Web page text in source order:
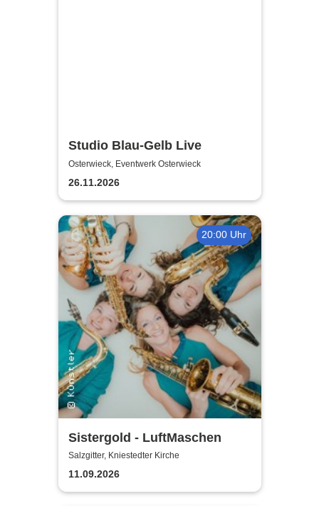
Studio Blau-Gelb Live
Osterwieck, Eventwerk Osterwieck
26.11.2026
20:00 Uhr
Sistergold - LuftMaschen
Salzgitter, Kniestedter Kirche
11.09.2026